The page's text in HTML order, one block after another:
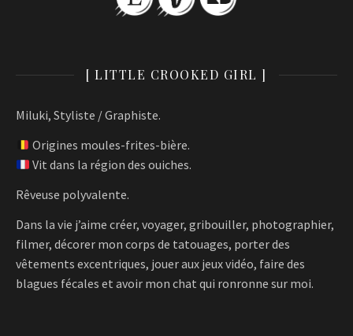
[ LITTLE CROOKED GIRL ]
Miluki, Styliste / Graphiste.
Origines moules-frites-bière.
Vit dans la région des ouiches.
Rêveuse polyvalente.
Dans la vie j’aime créer, voyager, gribouiller, photographier,
filmer, décorer mon corps de tatouages, porter des
vêtements excentriques, jouer aux jeux vidéo, faire des
blagues fécales et avoir mon chat qui ronronne sur moi.